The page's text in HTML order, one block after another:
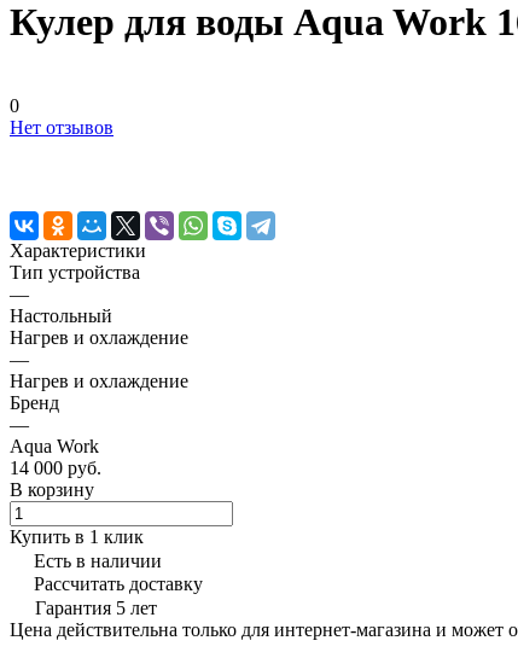
Кулер для воды Aqua Work
0
Нет отзывов
Характеристики
Тип устройства
—
Настольный
Нагрев и охлаждение
—
Нагрев и охлаждение
Бренд
—
Aqua Work
14 000 руб.
В корзину
Купить в 1 клик
Есть в наличии
Рассчитать доставку
Гарантия 5 лет
Цена действительна только для интернет-магазина и может